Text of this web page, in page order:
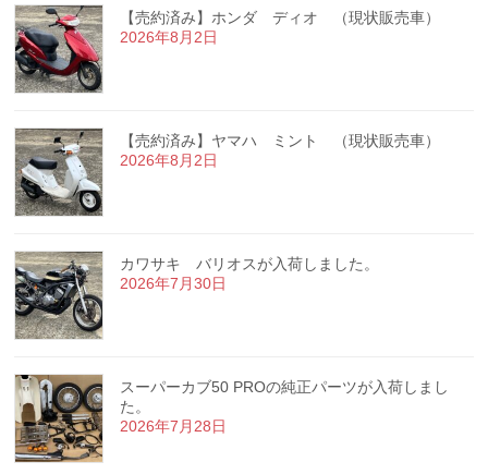
【売約済み】ホンダ ディオ （現状販売車）
2026年8月2日
【売約済み】ヤマハ ミント （現状販売車）
2026年8月2日
カワサキ バリオスが入荷しました。
2026年7月30日
スーパーカブ50 PROの純正パーツが入荷しまし
た。
2026年7月28日